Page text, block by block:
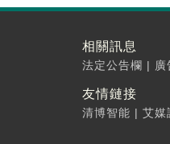
相關訊息
法定公告欄 | 廣
友情鏈接
清博智能 | 艾媒